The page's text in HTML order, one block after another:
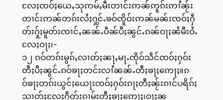
လႄႈၸဝ်ႈယေႇသုဢမ်ႇမီးတၢင်းဢၼ်ဢူၵ်းဢၢႆၼႂ်း
တၢင်းဢၼ်တၵ်းလႆႈႁွင်ႉၶဝ်ၸိူဝ်းဢၼ်မၼ်းၸဝ်ႈႁဵ
တ်းႁႂ်ႈမူတ်းၸၢင်ႇၼၼ်ႉပဵၼ်ပီႈၼွင်ႉၵၼ်ဝႃႈၼႆမီးဝႆႉ
လႄႈဝႃႈ၊-
၁၂ ၵဝ်တၵ်းမွၵ်ႇလၢတ်ႈၼႃႇမႃႉၸိုဝ်သဵင်ၸဝ်ႈႁဝ်း
တီႈပီႈၼွင်ႉၵဝ်ၶႃႈတင်းလၢႆၼၼ်ႉတီႈၶႃႈဢေႃႈ။ၵ
ဝ်ၶႃႈတၵ်းယွင်ႈယေႃးၸဝ်ႈႁဝ်းၵႃႈတီႈၼႂ်းၵၢင်ပရိၵ်ႈ
သၢတ်ႈလႄႈႁဵတ်းၵႂၢမ်းတီႈၶႃႈဢေႃႈ၊ဝႃႈၼ